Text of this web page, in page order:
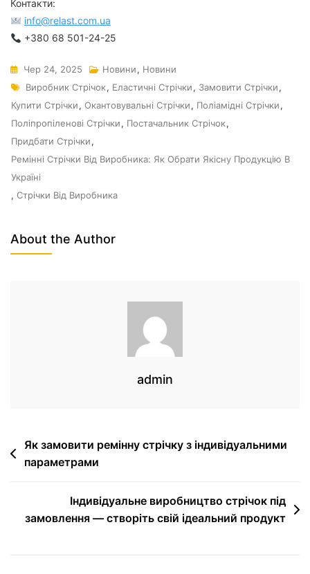
Контакти:
info@relast.com.ua
+380 68 501-24-25
Чер 24, 2025 Новини, Новини
Виробник Стрічок, Еластичні Стрічки, Замовити Стрічки,
Купити Стрічки, Окантовувальні Стрічки, Поліамідні Стрічки,
Поліпропіленові Стрічки, Постачальник Стрічок,
Придбати Стрічки,
Ремінні Стрічки Від Виробника: Як Обрати Якісну Продукцію В
Україні
, Стрічки Від Виробника
About the Author
admin
Як замовити ремінну стрічку з індивідуальними
параметрами
Індивідуальне виробництво стрічок під
замовлення — створіть свій ідеальний продукт